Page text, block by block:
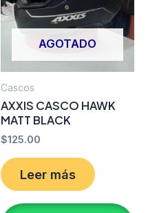
AGOTADO
Cascos
AXXIS CASCO HAWK
MATT BLACK
$125.00
Leer más